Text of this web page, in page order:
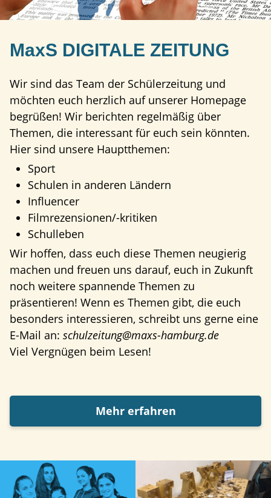
MaxS DIGITALE ZEITUNG
Wir sind das Team der Schülerzeitung und
möchten euch herzlich auf unserer Homepage
begrüßen! Wir berichten regelmäßig über
Themen, die interessant für euch sein könnten.
Hier sind unsere Hauptthemen:
Sport
Schulen in anderen Ländern
Influencer
Filmrezensionen/-kritiken
Schulleben
Wir hoffen, dass euch diese Themen neugierig
machen und freuen uns darauf, euch in Zukunft
noch weitere spannende Themen zu
präsentieren! Wenn es Themen gibt, die euch
besonders interessieren, schreibt uns gerne eine
E-Mail an: schulzeitung@maxs-hamburg.de
Viel Vergnügen beim Lesen!
Mehr erfahren